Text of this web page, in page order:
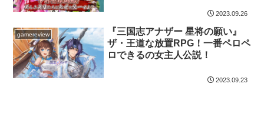
2023.09.26
gamereview
『三国志アナザー 星将の願い』
ザ・王道な放置RPG！一番ペロペ
ロできるの女主人公説！
2023.09.23